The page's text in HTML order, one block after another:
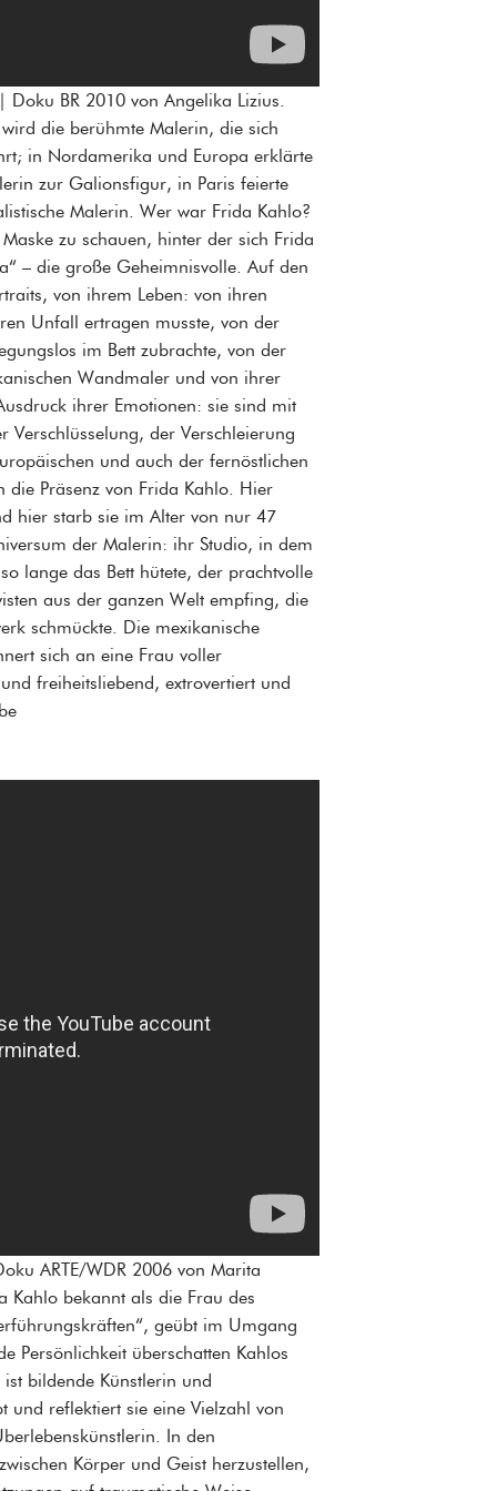
BR 2010 von Angelika Lizius.
die berühmte Malerin, die sich
in Nordamerika und Europa erklärte
zur Galionsfigur, in Paris feierte
Malerin. Wer war Frida Kahlo?
zu schauen, hinter der sich Frida
– die große Geheimnisvolle. Auf den
von ihrem Leben: von ihren
Unfall ertragen musste, von der
im Bett zubrachte, von der
Wandmaler und von ihrer
ihrer Emotionen: sie sind mit
Verschlüsselung, der Verschleierung
und auch der fernöstlichen
Präsenz von Frida Kahlo. Hier
hier starb sie im Alter von nur 47
der Malerin: ihr Studio, in dem
lange das Bett hütete, der prachtvolle
aus der ganzen Welt empfing, die
schmückte. Die mexikanische
sich an eine Frau voller
freiheitsliebend, extrovertiert und
ARTE/WDR 2006 von Marita
Kahlo bekannt als die Frau des
geübt im Umgang
Persönlichkeit überschatten Kahlos
bildende Künstlerin und
und reflektiert sie eine Vielzahl von
In den
Körper und Geist herzustellen,